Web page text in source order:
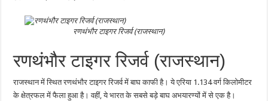
रणथंभौर टाइगर रिजर्व (राजस्थान)
रणथंभौर टाइगर रिजर्व (राजस्थान)
राजस्थान में स्थित रणथंभौर टाइगर रिजर्व में बाघ काफी है। ये एरिया 1.134 वर्ग किलोमीटर
के क्षेत्रफल में फैला हुआ है। वहीं, ये भारत के सबसे बड़े बाघ अभयारण्यों में से एक है।